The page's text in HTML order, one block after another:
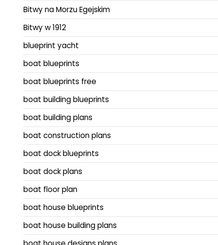
Bitwy na Morzu Egejskim
Bitwy w 1912
blueprint yacht
boat blueprints
boat blueprints free
boat building blueprints
boat building plans
boat construction plans
boat dock blueprints
boat dock plans
boat floor plan
boat house blueprints
boat house building plans